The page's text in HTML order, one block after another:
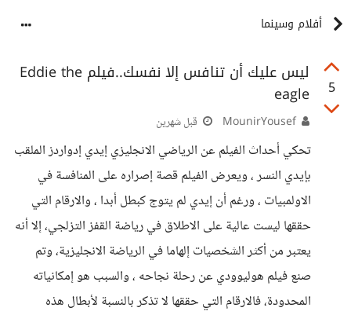
أفلام وسينما
5
ليس عليك أن تنافس إلا نفسك..فيلم Eddie the
eagle
قبل شهرين
تحكي أحداث الفيلم عن الرياضي الانجليزي إيدي إدواردز الملقب
بإيدي النسر ، ويعرض الفيلم قصة إصراره على المنافسة في
الاولمبيات ، ورغم أن إيدي لم يتوج كبطل أبدا ، والارقام التي
حققها ليست عالية على الاطلاق في رياضة القفز التزلجي، إلا أنه
يعتبر من أكثر الشخصيات إلهاما في الرياضة الانجليزية، وتم
صنع فيلم هوليوودي عن رحلة نجاحه ، والسبب هو إمكانياته
المحدودة، فالارقام التي حققها لا تذكر بالنسبة لأبطال هذه